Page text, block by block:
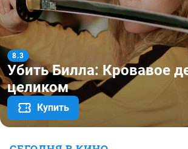
Леопард
7.7
08 августа, 19:25
Купить